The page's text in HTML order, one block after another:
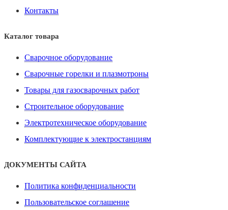
Контакты
Каталог товара
Сварочное оборудование
Сварочные горелки и плазмотроны
Товары для газосварочных работ
Строительное оборудование
Электротехническое оборудование
Комплектующие к электростанциям
ДОКУМЕНТЫ САЙТА
Политика конфиденциальности
Пользовательское соглашение